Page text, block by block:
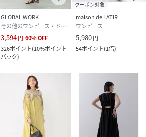
GLOBAL WORK
その他のワンピース・ドレス
3,594円 60%OFF
326ポイント(10%ポイント
バック)
クーポン対象
maison de LATIR
ワンピース
5,980円
54ポイント(1倍)